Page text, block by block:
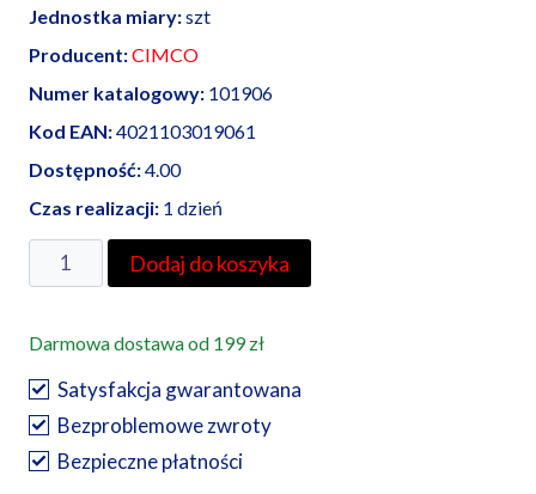
Jednostka miary:szt
Producent:CIMCO
Numer katalogowy: 101906
Kod EAN:4021103019061
Dostępność:4.00
Czas realizacji: 1 dzień
ilość
Cimco
do
zaciskania
końcówek
izolowanych
i
Dodaj do koszyka
Darmowa dostawa od 199 zł
Satysfakcja gwarantowana
Bezproblemowe zwroty
Bezpieczne płatności